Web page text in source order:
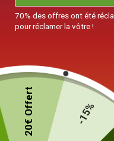
Bol Chinois avec Couvercle
Théière 90-150ml
55,00
Choix des options
70% des offres ont été
pour réclamer la vôtre !
20€ Offert -15%